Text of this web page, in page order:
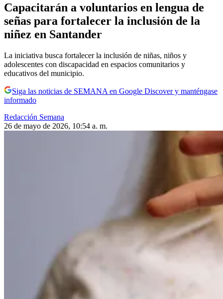
Capacitarán a voluntarios en lengua de
señas para fortalecer la inclusión de la
niñez en Santander
La iniciativa busca fortalecer la inclusión de niñas, niños y
adolescentes con discapacidad en espacios comunitarios y
educativos del municipio.
Siga las noticias de SEMANA en Google Discover y manténgase
informado
Redacción Semana
26 de mayo de 2026, 10:54 a. m.